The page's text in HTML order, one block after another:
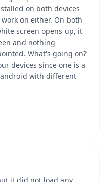
on both devices
on either. On both
screen opens up, it
and nothing
What's going on?
devices since one is a
with different